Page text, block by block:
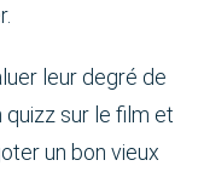
leur degré de
sur le film et
un bon vieux